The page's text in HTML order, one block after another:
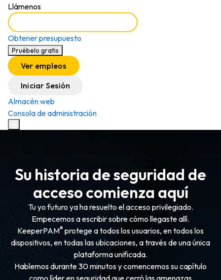
Llámenos
Obtener presupuesto
Pruébelo gratis
Ver empleos
Iniciar Sesión
Almacén web
Consola de administración
Su historia de seguridad de
acceso comienza aquí
Tu yo futuro ya ha resuelto el acceso privilegiado.
Empecemos a escribir sobre cómo llegaste allí.
KeeperPAM® protege a todos los usuarios, en todos los
dispositivos, en todas las ubicaciones, a través de una única
plataforma unificada.
Hablemos durante 30 minutos y comencemos su capítulo
como líder en seguridad que cerró las amenazas